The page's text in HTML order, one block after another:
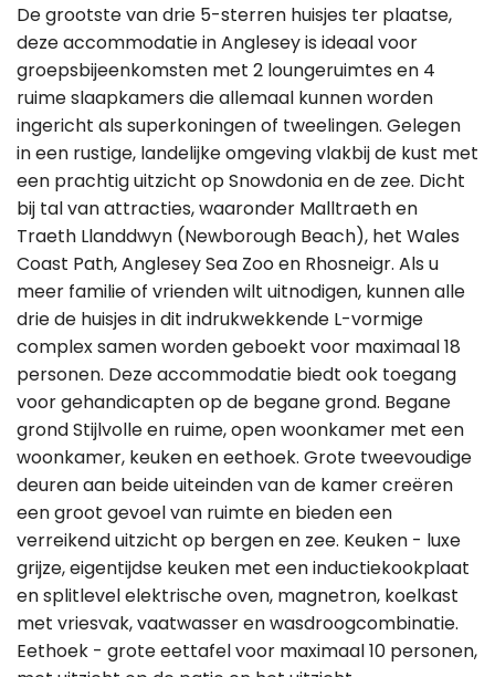
De grootste van drie 5-sterren huisjes ter plaatse,
deze accommodatie in Anglesey is ideaal voor
groepsbijeenkomsten met 2 loungeruimtes en 4
ruime slaapkamers die allemaal kunnen worden
ingericht als superkoningen of tweelingen. Gelegen
in een rustige, landelijke omgeving vlakbij de kust met
een prachtig uitzicht op Snowdonia en de zee. Dicht
bij tal van attracties, waaronder Malltraeth en
Traeth Llanddwyn (Newborough Beach), het Wales
Coast Path, Anglesey Sea Zoo en Rhosneigr. Als u
meer familie of vrienden wilt uitnodigen, kunnen alle
drie de huisjes in dit indrukwekkende L-vormige
complex samen worden geboekt voor maximaal 18
personen. Deze accommodatie biedt ook toegang
voor gehandicapten op de begane grond. Begane
grond Stijlvolle en ruime, open woonkamer met een
woonkamer, keuken en eethoek. Grote tweevoudige
deuren aan beide uiteinden van de kamer creëren
een groot gevoel van ruimte en bieden een
verreikend uitzicht op bergen en zee. Keuken - luxe
grijze, eigentijdse keuken met een inductiekookplaat
en splitlevel elektrische oven, magnetron, koelkast
met vriesvak, vaatwasser en wasdroogcombinatie.
Eethoek - grote eettafel voor maximaal 10 personen,